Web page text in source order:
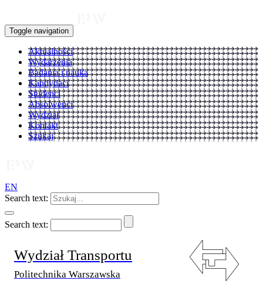
Toggle navigation
Aktualności
Wydarzenia
Badania i nauka
Kandydaci
Studenci
Absolwenci
Wydział
Kontakt
Szukaj
EN
Search text:
Search text:
Wydział Transportu
Politechnika Warszawska